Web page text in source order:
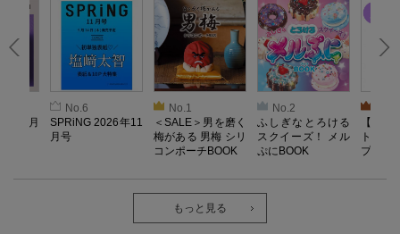
年10月
No.6
SPRiNG 2026年11
月号
No.1
＜SALE＞男を磨く
梅がある 男梅 シリ
コンポーチBOOK
No.2
ふしぎなとろける
スクイーズ！ メル
ぷにBOOK
【
ト／L
プル）
o Lab.
もっと見る